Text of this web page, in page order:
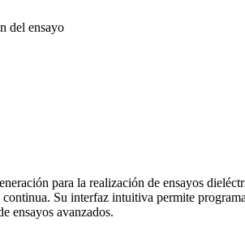
del ensayo
para la realización de ensayos
Su interfaz intuitiva permite
ensayos avanzados.